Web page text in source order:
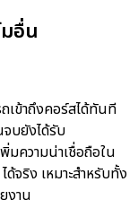
อื่น
เข้าถึงคอร์สได้ทันที
จบยังได้รับ
มความน่าเชื่อถือใน
จริง เหมาะสำหรับทั้ง
งาน